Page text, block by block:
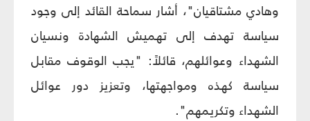
وهادي مشتاقيان"، أشار سماحة القائد إلى وجود
سياسة تهدف إلى تهميش الشهادة ونسيان
الشهداء وعوائلهم، قائلاً: "يجب الوقوف مقابل
سياسة كهذه ومواجهتها، وتعزيز دور عوائل
الشهداء وتكريمهم".